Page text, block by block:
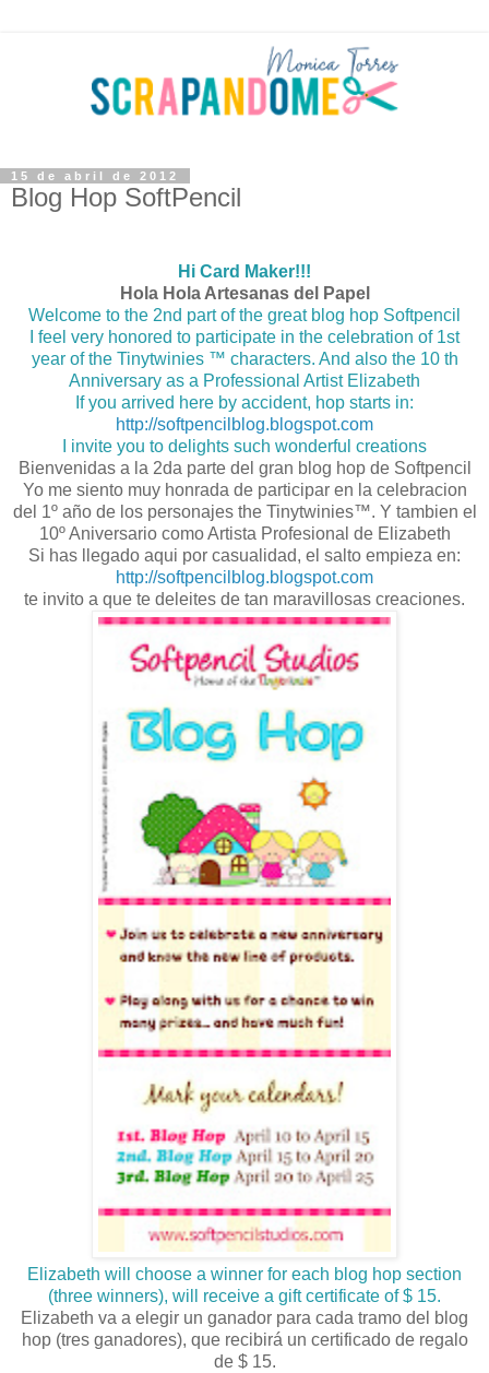
15 de abril de 2012
Blog Hop SoftPencil
Hi Card Maker!!!
Hola Hola Artesanas del Papel
Welcome to the 2nd part of the great blog hop Softpencil
I feel very honored to participate in the celebration of 1st
year of the Tinytwinies ™ characters. And also the 10 th
Anniversary as a Professional Artist Elizabeth
If you arrived here by accident, hop starts in:
http://softpencilblog.blogspot.com
I invite you to delights such wonderful creations
Bienvenidas a la 2da parte del gran blog hop de Softpencil
Yo me siento muy honrada de participar en la celebracion
del 1º año de los personajes the Tinytwinies™. Y tambien el
10º Aniversario como Artista Profesional de Elizabeth
Si has llegado aqui por casualidad, el salto empieza en:
http://softpencilblog.blogspot.com
te invito a que te deleites de tan maravillosas creaciones.
Elizabeth will choose a winner for each blog hop section
(three winners), will receive a gift certificate of $ 15.
Elizabeth va a elegir un ganador para cada tramo del blog
hop (tres ganadores), que recibirá un certificado de regalo
de $ 15.